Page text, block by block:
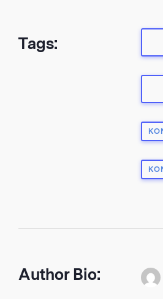
Tags:
Author Bio: